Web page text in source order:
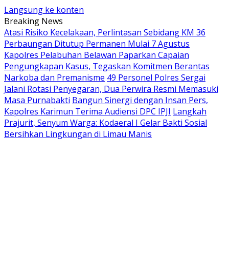
Langsung ke konten
Breaking News
Atasi Risiko Kecelakaan, Perlintasan Sebidang KM 36
Perbaungan Ditutup Permanen Mulai 7 Agustus
Kapolres Pelabuhan Belawan Paparkan Capaian
Pengungkapan Kasus, Tegaskan Komitmen Berantas
Narkoba dan Premanisme 49 Personel Polres Sergai
Jalani Rotasi Penyegaran, Dua Perwira Resmi Memasuki
Masa Purnabakti Bangun Sinergi dengan Insan Pers,
Kapolres Karimun Terima Audiensi DPC IPJI Langkah
Prajurit, Senyum Warga: Kodaeral I Gelar Bakti Sosial
Bersihkan Lingkungan di Limau Manis